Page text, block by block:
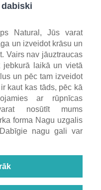
dabiski
Natural, Jūs varat
un izveidot krāsu un
Vairs nav jāuztraucas
jebkurā laikā un vietā
un pēc tam izveidot
kaut kas tāds, pēc kā
ar rūpnīcas
nosūtīt mums
forma Nagu uzgalis
nagu gali var